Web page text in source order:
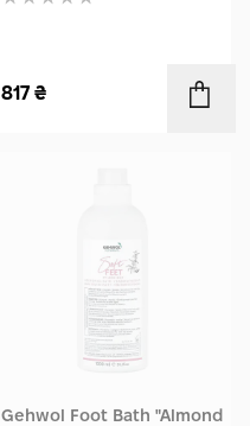
817 ₴
Gehwol Foot Bath "Almond